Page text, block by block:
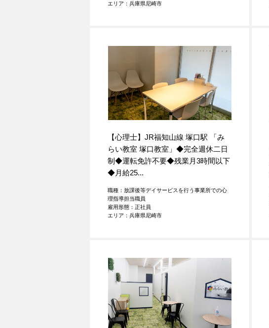
エリア：兵庫県尼崎市
【心理士】JR福知山線 塚口駅 「み
らい教室 塚口教室」◆完全週休二日
制◆運転免許不要◆残業月3時間以下
◆月給25...
職種：放課後等デイサービスを行う事業所での心
理指導担当職員
雇用形態：正社員
エリア：兵庫県尼崎市